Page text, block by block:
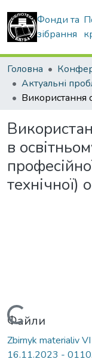
Фонди та
зібрання
Головна
в
технічної)
Вантажиться...
Файли
Zbirnyk materialiv
16.11.2023 -